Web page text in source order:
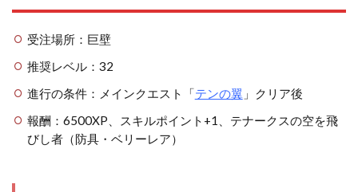
受注場所：巨壁
推奨レベル：32
進行の条件：メインクエスト「テンの翼 」クリア後
報酬：6500XP、スキルポイント+1、テナークスの空を飛
びし者（防具・ベリーレア）